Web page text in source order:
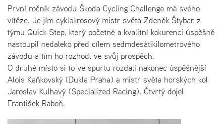
První ročník závodu Škoda Cycling Challenge má svého
vítěze. Je jím cyklokrosový mistr světa Zdeněk Štybar z
týmu Quick Step, který početné a kvalitní kokurenci úspěšně
nastoupil nedaleko před cílem sedmdesátikilometrového
závodu a tím ho rozhodl ve svůj prospěch.
O druhé místo si to ve spurtu rozdali nakonec úspěšnější
Alois Kaňkovský (Dukla Praha) a mistr světa horských kol
Jaroslav Kulhavý (Specialized Racing). Čtvrtý dojel
František Raboň.